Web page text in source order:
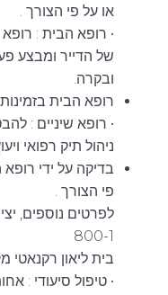
או על פי הצורך .
• רופא הבית :
של הדייר ומבצע
ובקרה.
רופא הבית
• רופא שיניים :
ניהול תיק רפואי
בדיקה על ידי
פי הצורך .
800-1
בית ליאון רקנאטי
• טיפול סיעודי :